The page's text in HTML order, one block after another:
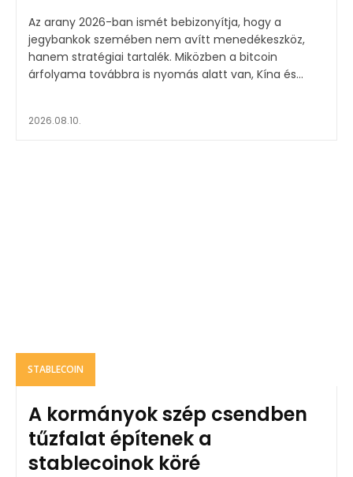
Az arany 2026-ban ismét bebizonyítja, hogy a
jegybankok szemében nem avítt menedékeszköz,
hanem stratégiai tartalék. Miközben a bitcoin
árfolyama továbbra is nyomás alatt van, Kína és...
2026.08.10.
STABLECOIN
A kormányok szép csendben
tűzfalat építenek a
stablecoinok köré